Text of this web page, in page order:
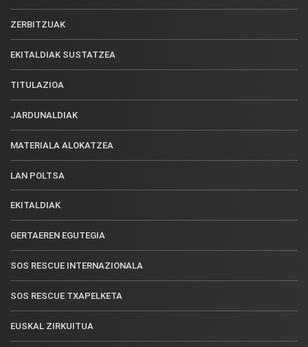
ZERBITZUAK
EKITALDIAK SUSTATZEA
TITULAZIOA
JARDUNALDIAK
MATERIALA ALOKATZEA
LAN POLTSA
EKITALDIAK
GERTAEREN EGUTEGIA
SOS RESCUE INTERNAZIONALA
SOS RESCUE TXAPELKETA
EUSKAL ZIRKUITUA